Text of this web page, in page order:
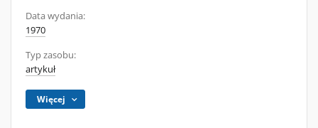
Data wydania:
1970
Typ zasobu:
artykuł
Więcej